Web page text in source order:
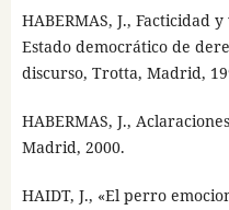
HABERMAS, J., Facticidad
Estado democrático de
discurso, Trotta, Madrid,
HABERMAS, J.,
Madrid, 2000.
HAIDT, J., «El perro